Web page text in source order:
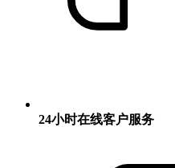
24小时在线客户服务